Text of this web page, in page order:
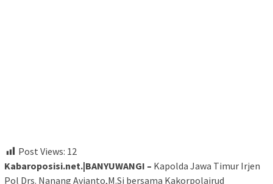
Post Views: 12
Kabaroposisi.net.|BANYUWANGI – Kapolda Jawa Timur Irjen
Pol Drs. Nanang Avianto,M.Si bersama Kakorpolairud